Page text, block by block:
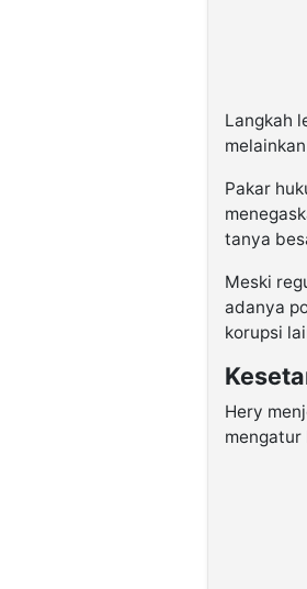
Langkah
Pakar
tanya
Meski
adanya
korupsi
Hery
mengatur